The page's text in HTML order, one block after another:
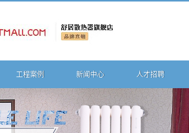
工程案例 新闻中心 人才招聘